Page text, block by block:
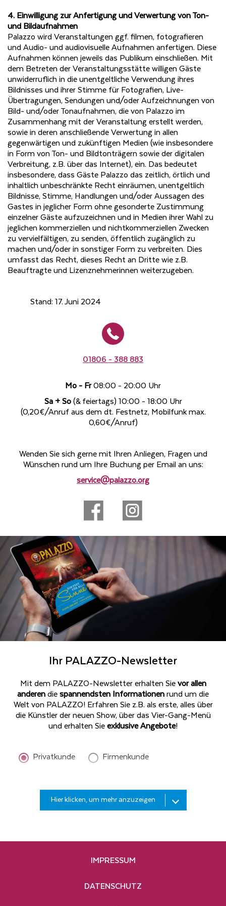
4. Einwilligung zur Anfertigung und Verwertung von Ton-
und Bildaufnahmen
Palazzo wird Veranstaltungen ggf. filmen, fotografieren
und Audio- und audiovisuelle Aufnahmen anfertigen. Diese
Aufnahmen können jeweils das Publikum einschließen. Mit
dem Betreten der Veranstaltungsstätte willigen Gäste
unwiderruflich in die unentgeltliche Verwendung ihres
Bildnisses und ihrer Stimme für Fotografien, Live-
Übertragungen, Sendungen und/oder Aufzeichnungen von
Bild- und/oder Tonaufnahmen, die von Palazzo im
Zusammenhang mit der Veranstaltung erstellt werden,
sowie in deren anschließende Verwertung in allen
gegenwärtigen und zukünftigen Medien (wie insbesondere
in Form von Ton- und Bildtonträgern sowie der digitalen
Verbreitung, z.B. über das Internet), ein. Das bedeutet
insbesondere, dass Gäste Palazzo das zeitlich, örtlich und
inhaltlich unbeschränkte Recht einräumen, unentgeltlich
Bildnisse, Stimme, Handlungen und/oder Aussagen des
Gastes in jeglicher Form ohne gesonderte Zustimmung
einzelner Gäste aufzuzeichnen und in Medien ihrer Wahl zu
jeglichen kommerziellen und nichtkommerziellen Zwecken
zu vervielfältigen, zu senden, öffentlich zugänglich zu
machen und/oder in sonstiger Form zu verbreiten. Dies
umfasst das Recht, dieses Recht an Dritte wie z.B.
Beauftragte und Lizenznehmerinnen weiterzugeben.
Stand: 17. Juni 2024
01806 - 388 883
Mo - Fr08:00 - 20:00 Uhr
Sa + So(& feiertags) 10:00 - 18:00 Uhr
(0,20€/Anruf aus dem dt. Festnetz, Mobilfunk max.
0,60€/Anruf)
Wenden Sie sich gerne mit Ihren Anliegen, Fragen und
Wünschen rund um Ihre Buchung per Email an uns:
service@palazzo.org
Ihr PALAZZO-Newsletter
Mit dem PALAZZO-Newsletter erhalten Sievor allen
anderendiespannendsten Informationenrund um die
Welt von PALAZZO! Erfahren Sie z.B. als erste, alles über
die Künstler der neuen Show, über das Vier-Gang-Menü
und erhalten Sieexklusive Angebote!
Privatkunde Firmenkunde
ein*
geben
Newsletter. Die Informationen
Hier klicken, um mehr anzuzeigen
IMPRESSUM
DATENSCHUTZ